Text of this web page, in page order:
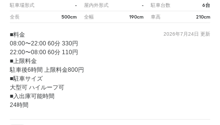
駐車場形式 - 屋内外形式 - 駐車台数 6台
全長 500cm 全幅 190cm 車高 210cm
2026年7月24日 更新
■料金
08:00〜22:00 60分 330円
22:00〜08:00 60分 110円
■上限料金
駐車後6時間 上限料金800円
■駐車サイズ
大型可 ハイルーフ可
■入出庫可能時間
24時間